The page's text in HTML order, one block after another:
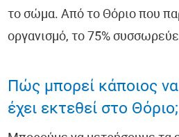
το σώμα. Από το Θόριο που
οργανισμό, το 75%
Πώς μπορεί κάποιος
έχει εκτεθεί στο Θόριο;